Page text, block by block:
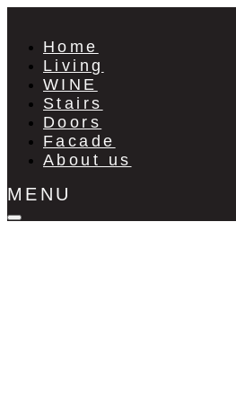
Home
Living
WINE
Stairs
Doors
Facade
About us
MENU